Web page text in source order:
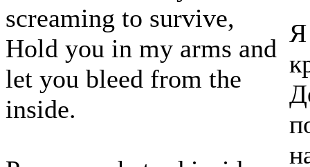
screaming to survive,
Hold you in my arms and
let you bleed from the
inside.
Я